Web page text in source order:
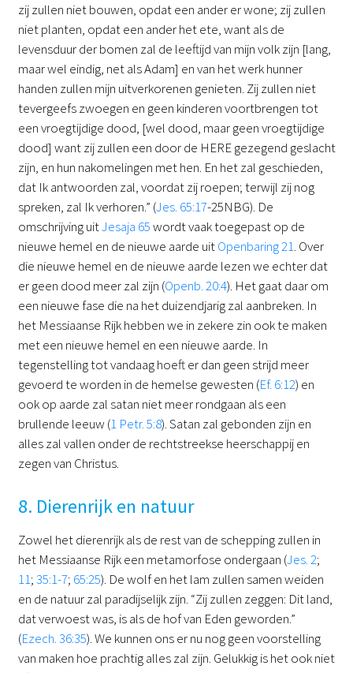
zij zullen niet bouwen, opdat een ander er wone; zij zullen
niet planten, opdat een ander het ete, want als de
levensduur der bomen zal de leeftijd van mijn volk zijn [lang,
maar wel eindig, net als Adam] en van het werk hunner
handen zullen mijn uitverkorenen genieten. Zij zullen niet
tevergeefs zwoegen en geen kinderen voortbrengen tot
een vroegtijdige dood, [wel dood, maar geen vroegtijdige
dood] want zij zullen een door de HERE gezegend geslacht
zijn, en hun nakomelingen met hen. En het zal geschieden,
dat Ik antwoorden zal, voordat zij roepen; terwijl zij nog
spreken, zal Ik verhoren.” (Jes. 65:17-25NBG). De
omschrijving uitJesaja 65wordt vaak toegepast op de
nieuwe hemel en de nieuwe aarde uitOpenbaring 21. Over
die nieuwe hemel en de nieuwe aarde lezen we echter dat
er geen dood meer zal zijn (Openb. 20:4). Het gaat daar om
een nieuwe fase die na het duizendjarig zal aanbreken. In
het Messiaanse Rijk hebben we in zekere zin ook te maken
met een nieuwe hemel en een nieuwe aarde. In
tegenstelling tot vandaag hoeft er dan geen strijd meer
gevoerd te worden in de hemelse gewesten (Ef. 6:12) en
ook op aarde zal satan niet meer rondgaan als een
brullende leeuw (1 Petr. 5:8). Satan zal gebonden zijn en
alles zal vallen onder de rechtstreekse heerschappij en
zegen van Christus.
8. Dierenrijk en natuur
Zowel het dierenrijk als de rest van de schepping zullen in
het Messiaanse Rijk een metamorfose ondergaan (Jes. 2;
11;35:1-7; 65:25). De wolf en het lam zullen samen weiden
en de natuur zal paradijselijk zijn. “Zij zullen zeggen: Dit land,
dat verwoest was, is als de hof van Eden geworden.”
(Ezech. 36:35). We kunnen ons er nu nog geen voorstelling
van maken hoe prachtig alles zal zijn. Gelukkig is het ook niet